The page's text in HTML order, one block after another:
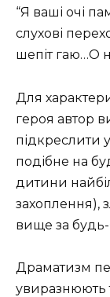
“Я ваші очі
слухові
шепіт гаю…О
Для
героя автор
підкреслити
подібне на
дитини
захоплення),
вище за
Драматизм
увиразнюють